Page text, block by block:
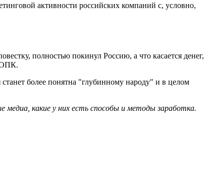
активности российских компаний с, условно,
полностью покинул Россию, а что касается денег,
ОПК.
более понятна "глубинному народу" и в целом
медиа, какие у них есть способы и методы заработка.